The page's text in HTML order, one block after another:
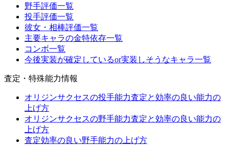
野手評価一覧
投手評価一覧
彼女・相棒評価一覧
主要キャラの金特依存一覧
コンボ一覧
今後実装が確定しているor実装しそうなキャラ一覧
査定・特殊能力情報
オリジンサクセスの投手能力査定と効率の良い能力の
上げ方
オリジンサクセスの野手能力査定と効率の良い能力の
上げ方
査定効率の良い野手能力の上げ方